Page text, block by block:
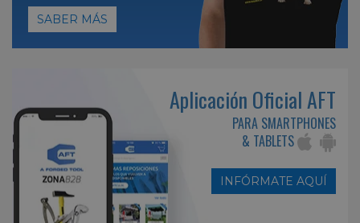
SABER MÁS
Aplicación Oficial AFT
PARA SMARTPHONES
& TABLETS
INFÓRMATE AQUÍ